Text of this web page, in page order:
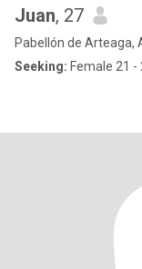
Juan, 27
Pabellón de Arteaga,
Seeking: Female 21 -